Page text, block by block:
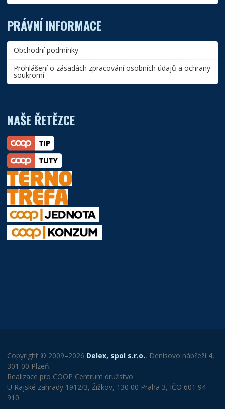
PRÁVNÍ INFORMACE
Obchodní podmínky
Prohlášení o zásadách zpracování osobních údajů a ochrany
soukromí
NAŠE ŘETĚZCE
Copyright © 2009–2026 Delex, spol s.r.o., Denisovo nábřeží 4,
301 00 Plzeň.
Realizace pro COOP Centrum družstvo
U Rajské zahrady 1912/3, Žižkov, 130 00 Praha 3, IČO 601 94
910